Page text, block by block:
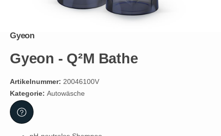
Gyeon
Gyeon - Q²M Bathe
Artikelnummer: 20046100V
Kategorie: Autowäsche